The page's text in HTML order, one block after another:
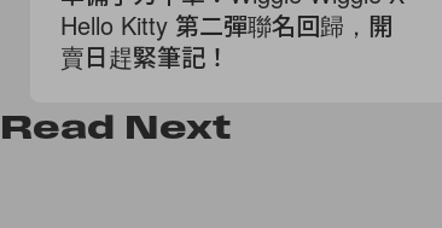
Hello Kitty 第二彈聯名回歸，開
賣日趕緊筆記！
Read Next